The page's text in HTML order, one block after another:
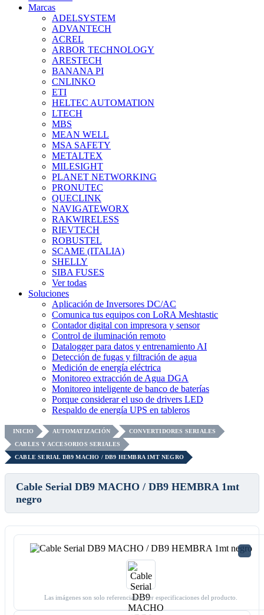
Marcas
ADELSYSTEM
ADVANTECH
ACREL
ARBOR TECHNOLOGY
ARESTECH
BANANA PI
CNLINKO
ETI
HELTEC AUTOMATION
LTECH
MBS
MEAN WELL
MSA SAFETY
METALTEX
MILESIGHT
PLANET NETWORKING
PRONUTEC
QUECLINK
NAVIGATEWORX
RAKWIRELESS
RIEVTECH
ROBUSTEL
SCAME (ITALIA)
SHELLY
SIBA FUSES
Ver todas
Soluciones
Aplicación de Inversores DC/AC
Comunica tus equipos con LoRA Meshtastic
Contador digital con impresora y sensor
Control de iluminación remoto
Datalogger para datos y entrenamiento AI
Detección de fugas y filtración de agua
Medición de energía eléctrica
Monitoreo extracción de Agua DGA
Monitoreo inteligente de banco de baterías
Porque considerar el uso de drivers LED
Respaldo de energía UPS en tableros
INICIO AUTOMATIZACIÓN
CONVERTIDORES SERIALES
CABLES Y ACCESORIOS SERIALES
CABLE SERIAL DB9 MACHO / DB9 HEMBRA 1MT NEGRO
Cable Serial DB9 MACHO / DB9 HEMBRA 1mt
negro
Las imágenes son solo referenciales. Ver especificaciones del producto.